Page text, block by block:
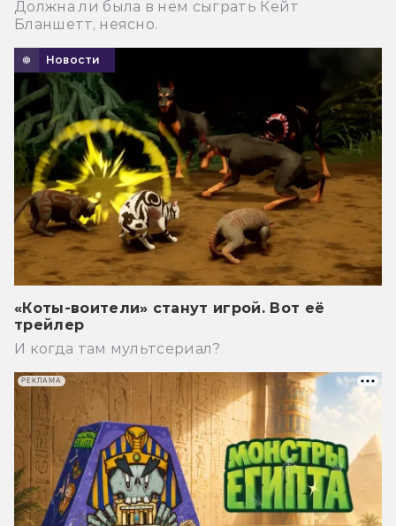
Должна ли была в нем сыграть Кейт
Бланшетт, неясно.
Новости
«Коты-воители» станут игрой. Вот её
трейлер
И когда там мультсериал?
РЕКЛАМА